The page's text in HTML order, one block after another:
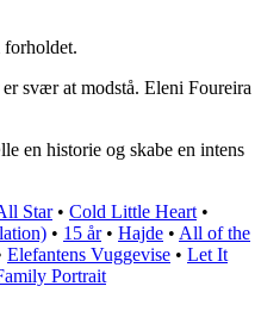
forholdet.
svær at modstå. Eleni Foureira
en historie og skabe en intens
Star• Cold Little Heart •
• 15 år• Hajde • All of the
Elefantens Vuggevise • Let It
Portrait